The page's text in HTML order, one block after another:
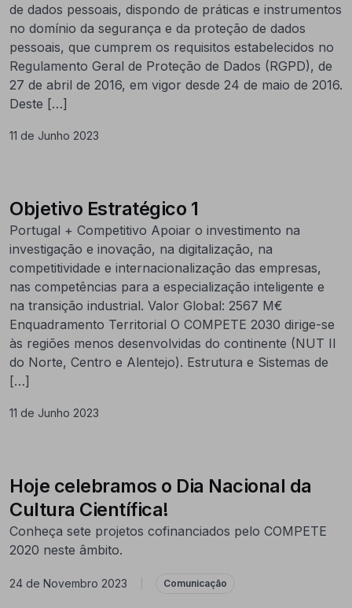
de dados pessoais, dispondo de práticas e instrumentos
no domínio da segurança e da proteção de dados
pessoais, que cumprem os requisitos estabelecidos no
Regulamento Geral de Proteção de Dados (RGPD), de
27 de abril de 2016, em vigor desde 24 de maio de 2016.
Deste […]
11 de Junho 2023
Objetivo Estratégico 1
Portugal + Competitivo Apoiar o investimento na
investigação e inovação, na digitalização, na
competitividade e internacionalização das empresas,
nas competências para a especialização inteligente e
na transição industrial. Valor Global: 2567 M€
Enquadramento Territorial O COMPETE 2030 dirige-se
às regiões menos desenvolvidas do continente (NUT II
do Norte, Centro e Alentejo). Estrutura e Sistemas de
[…]
11 de Junho 2023
Hoje celebramos o Dia Nacional da
Cultura Científica!
Conheça sete projetos cofinanciados pelo COMPETE
2020 neste âmbito.
24 de Novembro 2023 Comunicação